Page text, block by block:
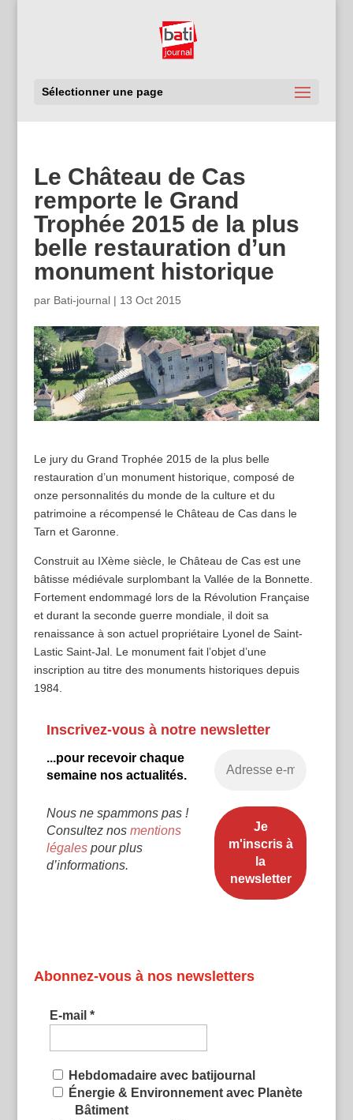
Sélectionner une page
Le Château de Cas
remporte le Grand
Trophée 2015 de la plus
belle restauration d’un
monument historique
par Bati-journal| 13 Oct 2015
Le jury du Grand Trophée 2015 de la plus belle
restauration d’un monument historique, composé de
onze personnalités du monde de la culture et du
patrimoine a récompensé le Château de Cas dans le
Tarn et Garonne.
Construit au IXème siècle, le Château de Cas est une
bâtisse médiévale surplombant la Vallée de la Bonnette.
Fortement endommagé lors de la Révolution Française
et durant la seconde guerre mondiale, il doit sa
renaissance à son actuel propriétaire Lyonel de Saint-
Lastic Saint-Jal. Le monument fait l’objet d’une
inscription au titre des monuments historiques depuis
1984.
Inscrivez-vous à notre newsletter
...pour recevoir chaque
semaine nos actualités.
Nous ne spammons pas !
Consultez nos mentions
légalespour plus
d’informations.
Abonnez-vous à nos newsletters
E-mail *
Hebdomadaire avec batijournal
Énergie & Environnement avec Planète
Bâtiment